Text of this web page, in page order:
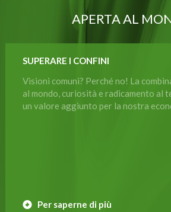
APERTA AL
SUPERARE I CONFINI
Visioni comuni? Perché no! La
al mondo, curiosità e radicamento al
un valore aggiunto per la nostra
Per saperne di più